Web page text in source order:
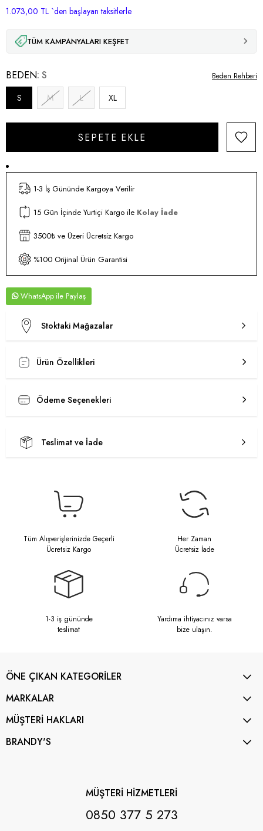
1.073,00 TL `den başlayan taksitlerle
TÜM KAMPANYALARI KEŞFET
BEDEN S
S M L XL
Beden Rehberi
1-3 İş Gününde Kargoya Verilir
15 Gün İçinde Yurtiçi Kargo ile Kolay İade
3500₺ ve Üzeri Ücretsiz Kargo
%100 Orijinal Ürün Garantisi
WhatsApp
Stoktaki Mağazalar
Ürün Özellikleri
Ödeme Seçenekleri
Teslimat ve İade
Tüm Alışverişlerinizde Geçerli
Ücretsiz Kargo
Her Zaman
Ücretsiz İade
1-3 iş gününde
teslimat
Yardıma ihtiyacınız varsa
bize ulaşın.
ÖNE ÇIKAN KATEGORİLER
MARKALAR
MÜŞTERİ HAKLARI
BRANDY'S
MÜŞTERİ HİZMETLERİ
0850 377 5 273